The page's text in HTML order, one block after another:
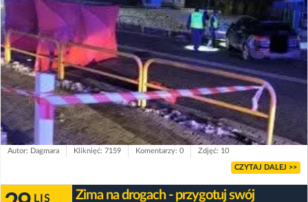
Autor: Dagmara Kliknięć: 7159 Komentarzy: 0 Zdjęć: 10
CZYTAJ DALEJ >>
LIS Zima na drogach - przygotuj swój